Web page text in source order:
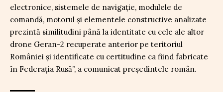
electronice, sistemele de navigație, modulele de
comandă, motorul și elementele constructive analizate
prezintă similitudini până la identitate cu cele ale altor
drone Geran-2 recuperate anterior pe teritoriul
României și identificate cu certitudine ca fiind fabricate
în Federația Rusă”, a comunicat președintele român.